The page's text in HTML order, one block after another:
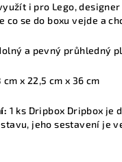
i pro Lego,
co se do boxu vejde a
a pevný průhledný
cm x 22,5 cm x 36 cm
1 ks Dripbox Dripbox je
jeho sestavení je